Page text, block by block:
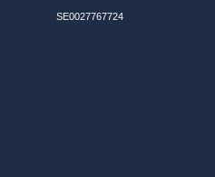
SE0027767724